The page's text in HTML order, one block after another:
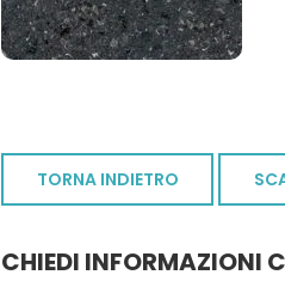
TORNA INDIETRO
CHIEDI INFORMAZIONI